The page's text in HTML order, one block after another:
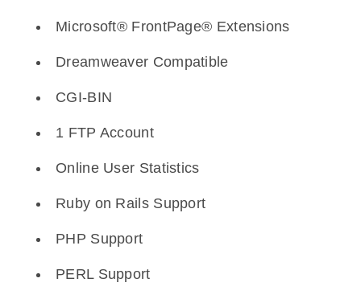
Microsoft® FrontPage® Extensions
Dreamweaver Compatible
CGI-BIN
1 FTP Account
Online User Statistics
Ruby on Rails Support
PHP Support
PERL Support